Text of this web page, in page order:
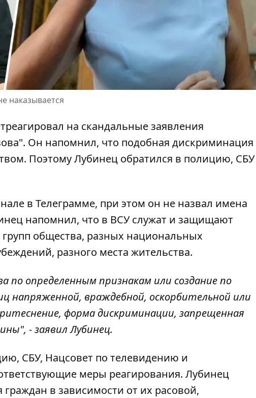
наказывается
на скандальныезаявления
Он напомнил, что подобная дискриминация
Поэтому Лубинец обратился в полицию, СБУ
в Телеграмме, при этом он не назвал имена
напомнил, что в ВСУ служат и защищают
общества, разных национальных
разного места жительства.
по определенным признакам или создание по
напряженной, враждебной, оскорбительной или
форма дискриминации, запрещенная
- заявил Лубинец.
СБУ, Нацсовет по телевидению и
меры реагирования. Лубинец
в зависимости от их расовой,